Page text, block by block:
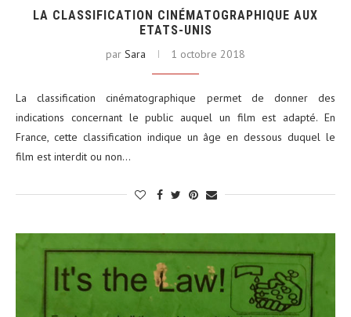
LA CLASSIFICATION CINÉMATOGRAPHIQUE AUX
ETATS-UNIS
par Sara 1 octobre 2018
La classification cinématographique permet de donner des
indications concernant le public auquel un film est adapté. En
France, cette classification indique un âge en dessous duquel le
film est interdit ou non…